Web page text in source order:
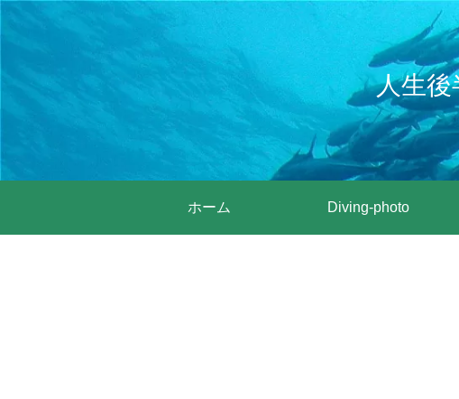
人生後
ホーム Diving-photo